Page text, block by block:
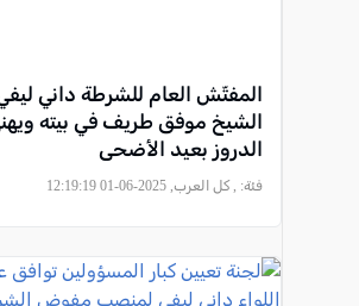
المفتّش العام للشرطة داني
الشيخ موفق طريف في بيته
الدروز بعيد الأضحى
فئة: , كل العرب, 2025-06-01 12:19:19